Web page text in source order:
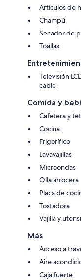
Artículos de
Champú
Secador de
Toallas
Televisión
cable
Comida y
Cafetera y
Cocina
Frigorífico
Lavavajillas
Microondas
Olla arrocera
Placa de
Tostadora
Vajilla y
Más
Acceso a
Aire
Caja fuerte